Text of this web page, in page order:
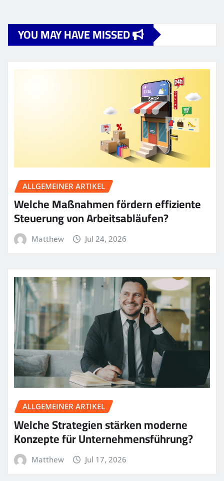
YOU MAY HAVE MISSED
ALLGEMEINER ARTIKEL
Welche Maßnahmen fördern effiziente
Steuerung von Arbeitsabläufen?
Matthew Jul 24, 2026
ALLGEMEINER ARTIKEL
Welche Strategien stärken moderne
Konzepte für Unternehmensführung?
Matthew Jul 17, 2026